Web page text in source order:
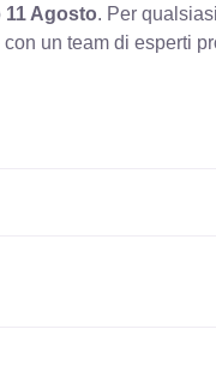
11 Agosto. Per
un team di esperti